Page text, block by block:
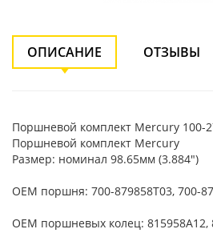
ОПИСАНИЕ ОТЗЫВЫ
Поршневой комплект Mercury 100-
Поршневой комплект Mercury
Размер: номинал 98.65мм (3.884")
OEM поршня: 700-879858T03, 700-
OEM поршневых колец: 815958A12,